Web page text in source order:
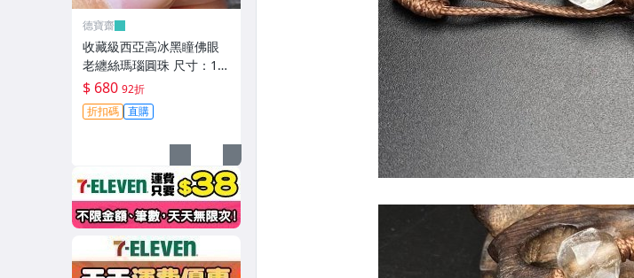
德寶齋
收藏級西亞高冰黑瞳佛眼
老纏絲瑪瑙圓珠 尺寸：16
mm 整顆珠子通體高冰，
只有 天珠 瑪瑙 古玩 二手
【德寶齋】6344
$ 680 92折
折扣碼 直購